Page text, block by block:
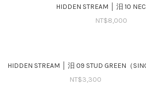
HIDDEN STREAM │ 汨 10
NT$8,000
HIDDEN STREAM │ 汨 09 STUD GREEN（
NT$3,300